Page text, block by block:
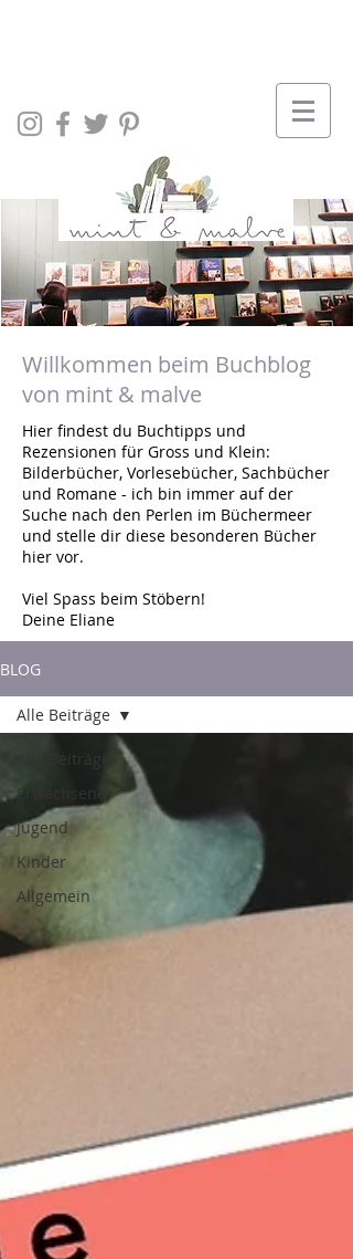
Willkommen beim Buchblog
von mint & malve
Hier findest du Buchtipps und
Rezensionen für Gross und Klein:
Bilderbücher, Vorlesebücher, Sachbücher
und Romane - ich bin immer auf der
Suche nach den Perlen im Büchermeer
und stelle dir diese besonderen Bücher
hier vor.
Viel Spass beim Stöbern!
Deine Eliane
BLOG
Alle Beiträge
Erwachsene
Jugend
Kinder
Allgemein
Alle Beiträge